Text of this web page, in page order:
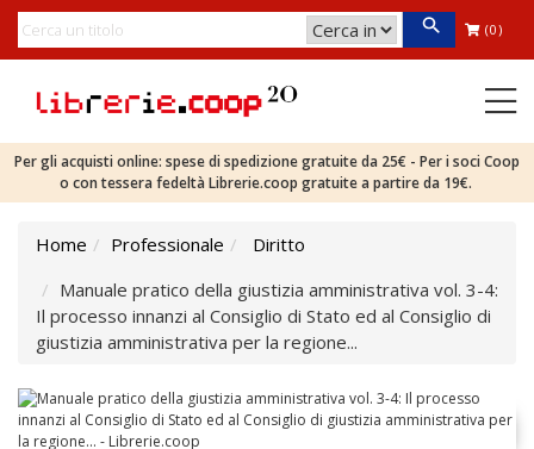
(0)
Per gli acquisti online: spese di spedizione gratuite da 25€ - Per i soci Coop
o con tessera fedeltà Librerie.coop gratuite a partire da 19€.
Home Professionale
Diritto
Manuale pratico della giustizia amministrativa vol. 3-4:
Il processo innanzi al Consiglio di Stato ed al Consiglio di
giustizia amministrativa per la regione...